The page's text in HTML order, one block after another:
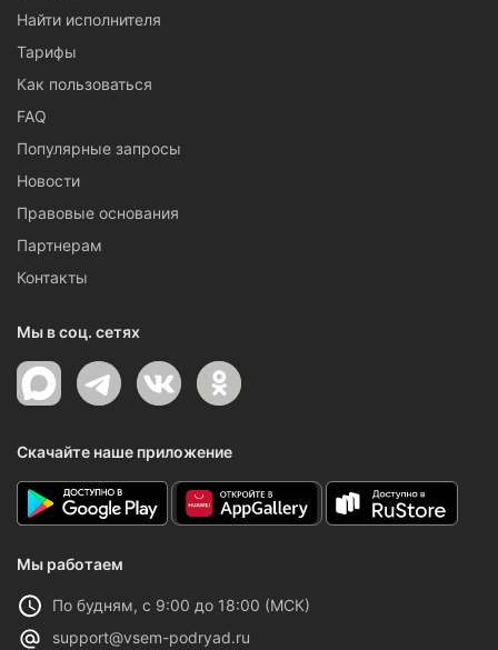
Найти исполнителя
Тарифы
Как пользоваться
FAQ
Популярные запросы
Новости
Правовые основания
Партнерам
Контакты
Мы в соц. сетях
Скачайте наше приложение
Мы работаем
По будням, с 9:00 до 18:00 (МСК)
support@vsem-podryad.ru